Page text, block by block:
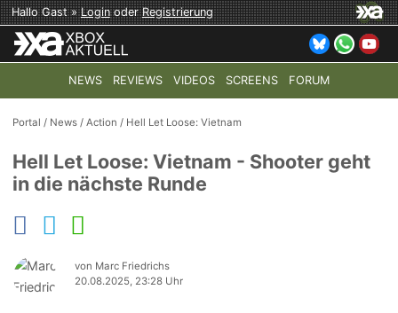
Hallo Gast »LoginoderRegistrierung
NEWS REVIEWS VIDEOS SCREENS FORUM
TOP-THEMEN: COD: MODERN WARFARE 4 HALO:
Portal / News /Action / Hell Let Loose: Vietnam
Hell Let Loose: Vietnam - Shooter geht
in die nächste Runde
von Marc Friedrichs
20.08.2025, 23:28 Uhr